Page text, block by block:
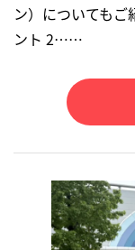
ン）についてもご
ント 2……